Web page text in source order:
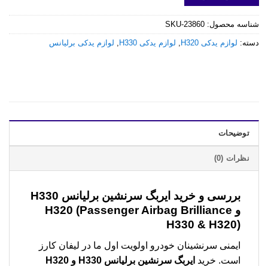
شناسه محصول: SKU-23860
دسته: لوازم یدکی H320 , لوازم یدکی H330 , لوازم یدکی برلیانس
توضیحات
نظرات (0)
بررسی و خرید
ایربگ سرنشین برلیانس H330
و H320 (Passenger Airbag Brilliance
H330 & H320)
ایمنی سرنشینان خودرو اولویت اول ما در لیفان کارز
است. خرید ایربگ سرنشین برلیانس H330 و H320